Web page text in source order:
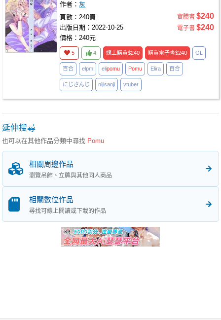
作者：灰
頁數：240頁
出版日期：2022-10-25
價格：240元
實體書 $240
電子書 $240
5 4 線上購買$240 購買電子書$240 GL
百合 elpm elipomu Pomu Elira 百合
にじさんじ nijisanji vtuber
延伸搜尋
也可以在其他作品分類中尋找 Pomu
相關周邊作品
瀏覽吊飾、立牌與其他同人商品
相關數位作品
尋找可線上閱讀或下載的作品